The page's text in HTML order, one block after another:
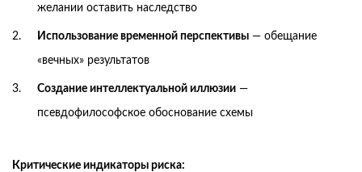
желании оставить наследство
Использование временной перспективы — обещание
«вечных» результатов
Создание интеллектуальной иллюзии —
псевдофилософское обоснование схемы
Критические индикаторы риска: